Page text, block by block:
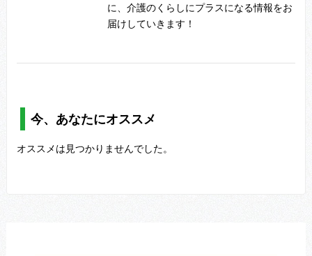
に、介護のくらしにプラスになる情報をお
届けしていきます！
今、あなたにオススメ
オススメは見つかりませんでした。